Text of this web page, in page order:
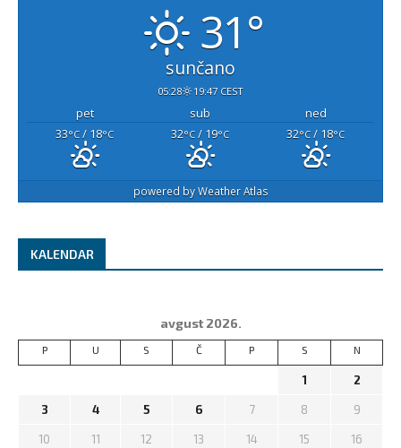
31°
sunčano
05:28 19:47 CEST
pet sub
ned
33°C / 18°C 32°C / 19°C 32°C / 18°C
powered byWeather Atlas
KALENDAR
avgust 2026.
P U S Č P S N
1 2
3 4 5 6 7 8 9
10 11 12 13 14 15 16